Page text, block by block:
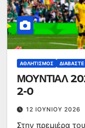
ΑΘΛΗΤΙΣΜΌΣ ΔΙΑΒΆΣΤΕ
ΜΟΥΝΤΙΑΛ
2-0
12 ΙΟΥΝΊΟΥ 2026
Στην πρεμιέρα